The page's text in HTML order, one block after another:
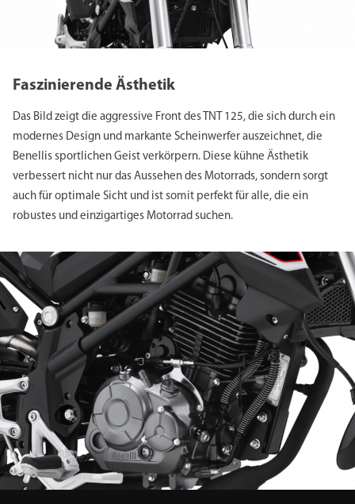
Faszinierende Ästhetik
Das Bild zeigt die aggressive Front des TNT 125, die sich durch ein
modernes Design und markante Scheinwerfer auszeichnet, die
Benellis sportlichen Geist verkörpern. Diese kühne Ästhetik
verbessert nicht nur das Aussehen des Motorrads, sondern sorgt
auch für optimale Sicht und ist somit perfekt für alle, die ein
robustes und einzigartiges Motorrad suchen.